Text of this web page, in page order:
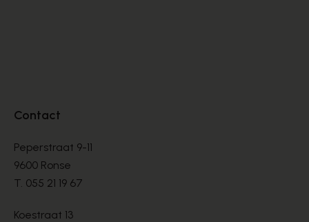
Contact
Peperstraat 9-11
9600 Ronse
T. 055 21 19 67
Koestraat 13